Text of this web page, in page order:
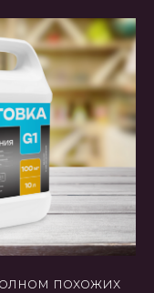
похожих